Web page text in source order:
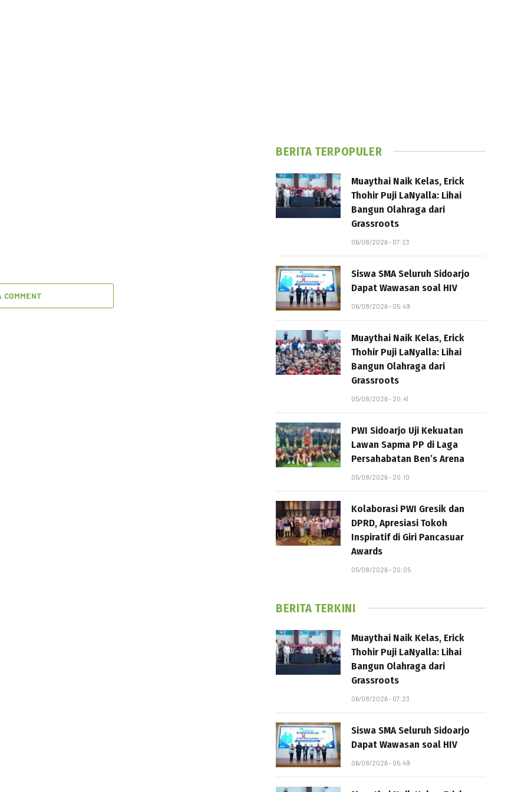
COMMENT
BERITA TERPOPULER
Muaythai Naik Kelas, Erick
Thohir Puji LaNyalla: Lihai
Bangun Olahraga dari
Grassroots
06/08/2026 - 07:23
Siswa SMA Seluruh Sidoarjo
Dapat Wawasan soal HIV
06/08/2026 - 05:49
Muaythai Naik Kelas, Erick
Thohir Puji LaNyalla: Lihai
Bangun Olahraga dari
Grassroots
05/08/2026 - 20:41
PWI Sidoarjo Uji Kekuatan
Lawan Sapma PP di Laga
Persahabatan Ben’s Arena
05/08/2026 - 20:10
Kolaborasi PWI Gresik dan
DPRD, Apresiasi Tokoh
Inspiratif di Giri Pancasuar
Awards
05/08/2026 - 20:05
BERITA TERKINI
Muaythai Naik Kelas, Erick
Thohir Puji LaNyalla: Lihai
Bangun Olahraga dari
Grassroots
06/08/2026 - 07:23
Siswa SMA Seluruh Sidoarjo
Dapat Wawasan soal HIV
06/08/2026 - 05:49